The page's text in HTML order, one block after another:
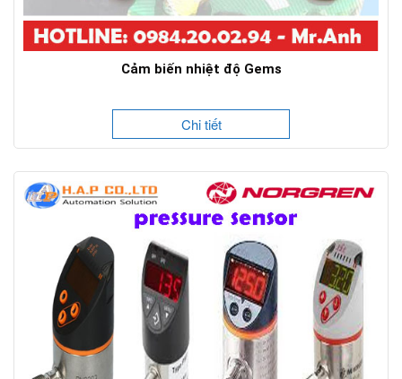
Cảm biến nhiệt độ Gems
Chi tiết